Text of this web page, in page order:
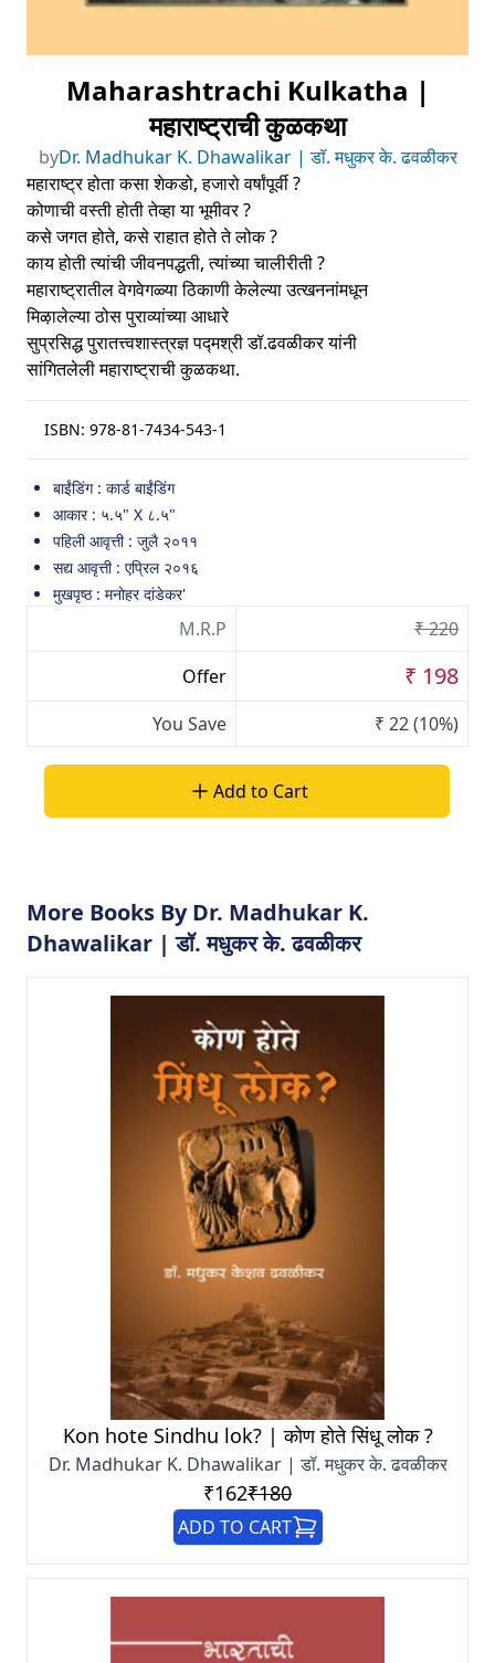
Maharashtrachi Kulkatha |
महाराष्ट्राची कुळकथा
byDr. Madhukar K. Dhawalikar | डॉ. मधुकर के. ढवळीकर
महाराष्ट्र होता कसा शेकडो, हजारो वर्षांपूर्वी ?
कोणाची वस्ती होती तेव्हा या भूमीवर ?
कसे जगत होते, कसे राहात होते ते लोक ?
काय होती त्यांची जीवनपद्धती, त्यांच्या चालीरीती ?
महाराष्ट्रातील वेगवेगळ्या ठिकाणी केलेल्या उत्खननांमधून
मिऴालेल्या ठोस पुराव्यांच्या आधारे
सुप्रसिद्ध पुरातत्त्वशास्त्रज्ञ पद्मश्री डॉ.ढवळीकर यांनी
सांगितलेली महाराष्ट्राची कुळकथा.
ISBN: 978-81-7434-543-1
बाईंडिंग : कार्ड बाईंडिंग
आकार : ५.५" X ८.५"
पहिली आवृत्ती : जुलै २०११
सद्य आवृत्ती : एप्रिल २०१६
मुखपृष्ठ : मनोहर दांडेकर'
M.R.P
₹ 220
Offer
₹ 198
You Save ₹ 22(10%)
Add to Cart
More Books By Dr. Madhukar K.
Dhawalikar | डॉ. मधुकर के. ढवळीकर
Kon hote Sindhu lok? | कोण होते सिंधू लोक ?
Dr. Madhukar K. Dhawalikar | डॉ. मधुकर के. ढवळीकर
₹162₹180
ADD TO CART